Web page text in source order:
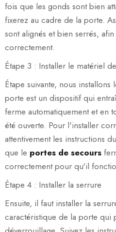
fois que les gonds sont bien
fixerez au cadre de la porte.
sont alignés et bien serrés,
correctement.
Étape 3 : Installer le matériel
Étape suivante, nous
porte est un dispositif qui
ferme automatiquement et en
été ouverte. Pour l'installer
attentivement les instructions
que le portes de secours
correctement pour qu'il
Étape 4 : Installer la serrure
Ensuite, il faut installer la
caractéristique de la porte qui